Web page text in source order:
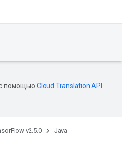
помощью Cloud Translation API
v2.5.0 Java